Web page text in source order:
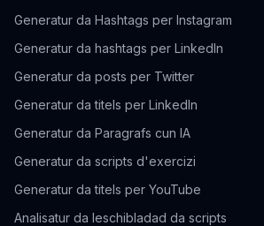
Generatur da Hashtags per Instagram
Generatur da hashtags per LinkedIn
Generatur da posts per Twitter
Generatur da titels per LinkedIn
Generatur da Paragrafs cun IA
Generatur da scripts d'exercizi
Generatur da titels per YouTube
Analisatur da leschibladad da scripts